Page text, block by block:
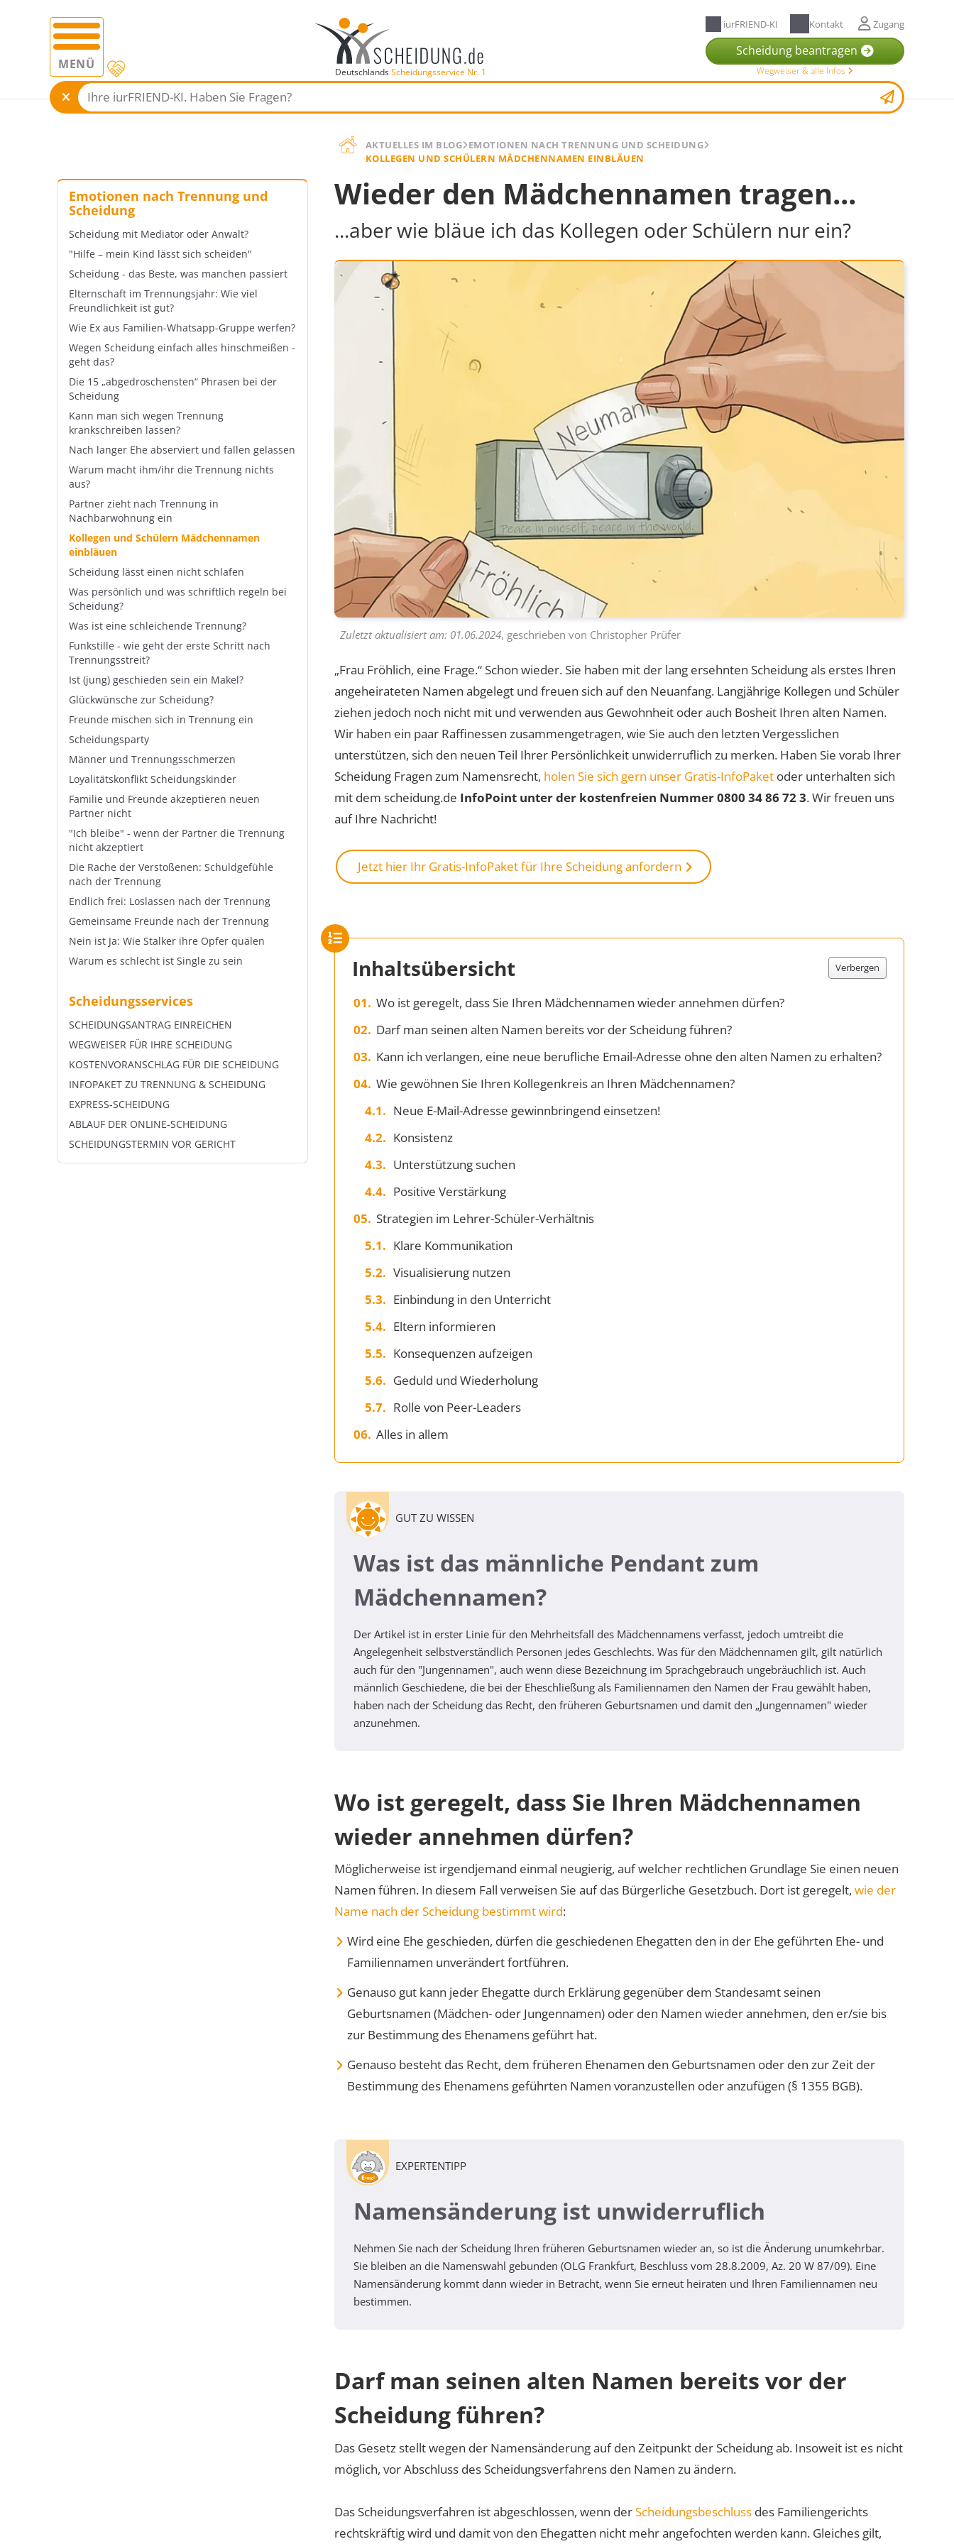
MENÜ DeutschlandsScheidungsservice Nr. 1
iurFRIEND-KI Kontakt Zugang
Scheidung beantragen
Wegweiser & alle Infos
AKTUELLES IM BLOG EMOTIONEN NACH TRENNUNG UND SCHEIDUNG
KOLLEGEN UND SCHÜLERN MÄDCHENNAMEN EINBLÄUEN
Emotionen nach Trennung und
Scheidung
Scheidung mit Mediator oder Anwalt?
"Hilfe – mein Kind lässt sich scheiden"
Scheidung - das Beste, was manchen passiert
Elternschaft im Trennungsjahr: Wie viel
Freundlichkeit ist gut?
Wie Ex aus Familien-Whatsapp-Gruppe werfen?
Wegen Scheidung einfach alles hinschmeißen -
geht das?
Die 15 „abgedroschensten“ Phrasen bei der
Scheidung
Kann man sich wegen Trennung
krankschreiben lassen?
Nach langer Ehe abserviert und fallen gelassen
Warum macht ihm/ihr die Trennung nichts
aus?
Partner zieht nach Trennung in
Nachbarwohnung ein
Kollegen und Schülern Mädchennamen
einbläuen
Scheidung lässt einen nicht schlafen
Was persönlich und was schriftlich regeln bei
Scheidung?
Was ist eine schleichende Trennung?
Funkstille - wie geht der erste Schritt nach
Trennungsstreit?
Ist (jung) geschieden sein ein Makel?
Glückwünsche zur Scheidung?
Freunde mischen sich in Trennung ein
Scheidungsparty
Männer und Trennungsschmerzen
Loyalitätskonflikt Scheidungskinder
Familie und Freunde akzeptieren neuen
Partner nicht
"Ich bleibe" - wenn der Partner die Trennung
nicht akzeptiert
Die Rache der Verstoßenen: Schuldgefühle
nach der Trennung
Endlich frei: Loslassen nach der Trennung
Gemeinsame Freunde nach der Trennung
Nein ist Ja: Wie Stalker ihre Opfer quälen
Warum es schlecht ist Single zu sein
Scheidungsservices
SCHEIDUNGSANTRAG EINREICHEN
WEGWEISER FÜR IHRE SCHEIDUNG
KOSTENVORANSCHLAG FÜR DIE SCHEIDUNG
INFOPAKET ZU TRENNUNG & SCHEIDUNG
EXPRESS-SCHEIDUNG
ABLAUF DER ONLINE-SCHEIDUNG
SCHEIDUNGSTERMIN VOR GERICHT
Wieder den Mädchennamen tragen...
...aber wie bläue ich das Kollegen oder Schülern nur ein?
Zuletzt aktualisiert am: 01.06.2024, geschrieben von Christopher Prüfer
„Frau Fröhlich, eine Frage.“ Schon wieder. Sie haben mit der lang ersehnten Scheidung als erstes Ihren
angeheirateten Namen abgelegt und freuen sich auf den Neuanfang. Langjährige Kollegen und Schüler
ziehen jedoch noch nicht mit und verwenden aus Gewohnheit oder auch Bosheit Ihren alten Namen.
Wir haben ein paar Raffinessen zusammengetragen, wie Sie auch den letzten Vergesslichen
unterstützen, sich den neuen Teil Ihrer Persönlichkeit unwiderruflich zu merken. Haben Sie vorab Ihrer
Scheidung Fragen zum Namensrecht, holen Sie sich gern unser Gratis-InfoPaket oder unterhalten sich
mit dem scheidung.de InfoPoint unter der kostenfreien Nummer 0800 34 86 72 3. Wir freuen uns
auf Ihre Nachricht!
Jetzt hier Ihr Gratis-InfoPaket für Ihre Scheidung anfordern
Inhaltsübersicht Verbergen
Wo ist geregelt, dass Sie Ihren Mädchennamen wieder annehmen dürfen?
Darf man seinen alten Namen bereits vor der Scheidung führen?
Kann ich verlangen, eine neue berufliche Email-Adresse ohne den alten Namen zu erhalten?
Wie gewöhnen Sie Ihren Kollegenkreis an Ihren Mädchennamen?
Neue E-Mail-Adresse gewinnbringend einsetzen!
Konsistenz
Unterstützung suchen
Positive Verstärkung
Strategien im Lehrer-Schüler-Verhältnis
Klare Kommunikation
Visualisierung nutzen
Einbindung in den Unterricht
Eltern informieren
Konsequenzen aufzeigen
Geduld und Wiederholung
Rolle von Peer-Leaders
Alles in allem
GUT ZU WISSEN
Was ist das männliche Pendant zum
Mädchennamen?
Der Artikel ist in erster Linie für den Mehrheitsfall des Mädchennamens verfasst, jedoch umtreibt die
Angelegenheit selbstverständlich Personen jedes Geschlechts. Was für den Mädchennamen gilt, gilt natürlich
auch für den "Jungennamen", auch wenn diese Bezeichnung im Sprachgebrauch ungebräuchlich ist. Auch
männlich Geschiedene, die bei der Eheschließung als Familiennamen den Namen der Frau gewählt haben,
haben nach der Scheidung das Recht, den früheren Geburtsnamen und damit den „Jungennamen" wieder
anzunehmen.
Wo ist geregelt, dass Sie Ihren Mädchennamen
wieder annehmen dürfen?
Möglicherweise ist irgendjemand einmal neugierig, auf welcher rechtlichen Grundlage Sie einen neuen
Namen führen. In diesem Fall verweisen Sie auf das Bürgerliche Gesetzbuch. Dort ist geregelt,wie der
Name nach der Scheidung bestimmt wird:
Wird eine Ehe geschieden, dürfen die geschiedenen Ehegatten den in der Ehe geführten Ehe- und
Familiennamen unverändert fortführen.
Genauso gut kann jeder Ehegatte durch Erklärung gegenüber dem Standesamt seinen
Geburtsnamen (Mädchen- oder Jungennamen) oder den Namen wieder annehmen, den er/sie bis
zur Bestimmung des Ehenamens geführt hat.
Genauso besteht das Recht, dem früheren Ehenamen den Geburtsnamen oder den zur Zeit der
Bestimmung des Ehenamens geführten Namen voranzustellen oder anzufügen (§ 1355 BGB).
EXPERTENTIPP
Namensänderung ist unwiderruflich
Nehmen Sie nach der Scheidung Ihren früheren Geburtsnamen wieder an, so ist die Änderung unumkehrbar.
Sie bleiben an die Namenswahl gebunden (OLG Frankfurt, Beschluss vom 28.8.2009, Az. 20 W 87/09). Eine
Namensänderung kommt dann wieder in Betracht, wenn Sie erneut heiraten und Ihren Familiennamen neu
bestimmen.
Darf man seinen alten Namen bereits vor der
Scheidung führen?
Das Gesetz stellt wegen der Namensänderung auf den Zeitpunkt der Scheidung ab. Insoweit ist es nicht
möglich, vor Abschluss des Scheidungsverfahrens den Namen zu ändern.
Das Scheidungsverfahren ist abgeschlossen, wenn derScheidungsbeschluss des Familiengerichts
rechtskräftig wird und damit von den Ehegatten nicht mehr angefochten werden kann. Gleiches gilt,